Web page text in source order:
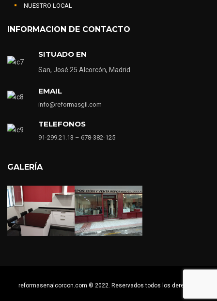
NUESTRO LOCAL
INFORMACION DE CONTACTO
SITUADO EN
San, José 25 Alcorcón, Madrid
EMAIL
info@reformasgil.com
TELEFONOS
91-299.21.13 – 678-382-125
GALERÍA
reformasenalcorcon.com © 2022. Reservados todos los derechos.